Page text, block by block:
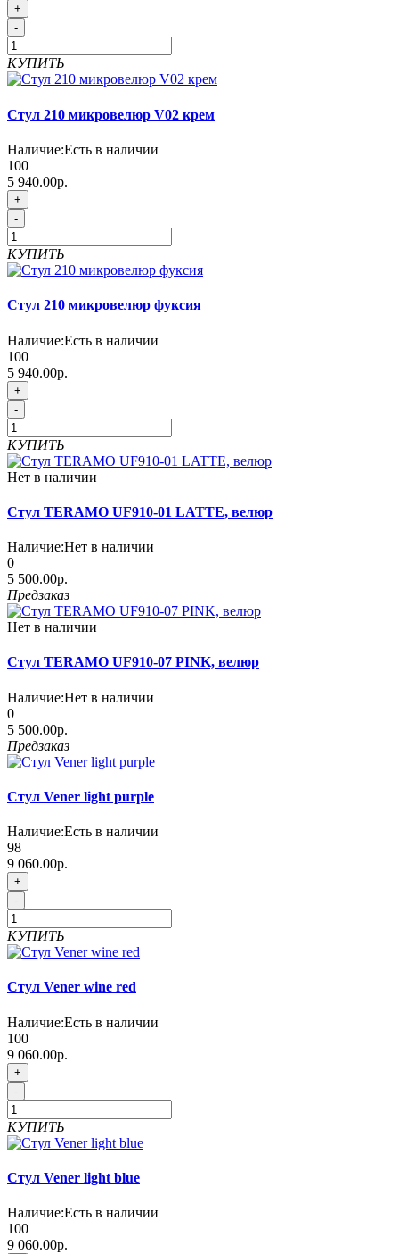
+
-
КУПИТЬ
Стул 210 микровелюр V02 крем
Наличие:Есть в наличии
100
5 940.00р.
+
-
КУПИТЬ
Стул 210 микровелюр фуксия
Наличие:Есть в наличии
100
5 940.00р.
+
-
КУПИТЬ
Нет в наличии
Стул TERAMO UF910-01 LATTE, велюр
Наличие:Нет в наличии
0
5 500.00р.
Предзаказ
Нет в наличии
Стул TERAMO UF910-07 PINK, велюр
Наличие:Нет в наличии
0
5 500.00р.
Предзаказ
Стул Vener light purple
Наличие:Есть в наличии
98
9 060.00р.
+
-
КУПИТЬ
Стул Vener wine red
Наличие:Есть в наличии
100
9 060.00р.
+
-
КУПИТЬ
Стул Vener light blue
Наличие:Есть в наличии
100
9 060.00р.